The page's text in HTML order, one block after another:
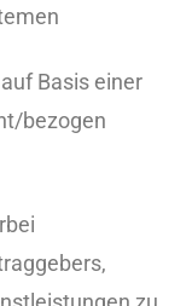
Basis einer
bezogen